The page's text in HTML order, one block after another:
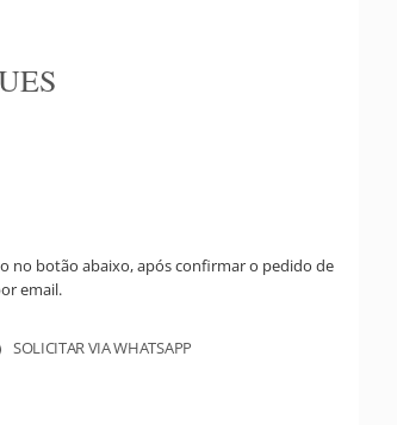
no botão abaixo, após confirmar o pedido de
email.
SOLICITAR VIA WHATSAPP